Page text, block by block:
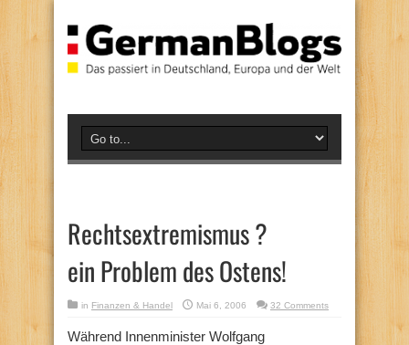
Rechtsextremismus ?
ein Problem des Ostens!
in Finanzen & Handel Mai 6, 2006 32 Comments
Während Innenminister Wolfgang